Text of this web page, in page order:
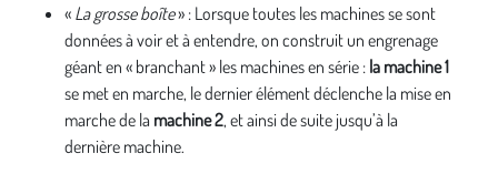
« La grosse boîte» : Lorsque toutes les machines se sont
données à voir et à entendre, on construit un engrenage
géant en « branchant » les machines en série : la machine 1
se met en marche, le dernier élément déclenche la mise en
marche de la machine 2, et ainsi de suite jusqu’à la
dernière machine.